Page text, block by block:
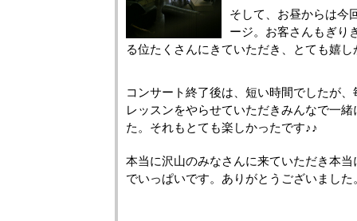
そして、お昼からは今
ージ。お客さんもぎり
る位たくさんにきていただき、とても嬉し
コンサート終了後は、短い時間でしたが
レッスンをやらせていただきみんなで一
た。それもとても楽しかったです♪♪
本当に沢山のみなさんに来ていただき本
でいっぱいです。ありがとうございました